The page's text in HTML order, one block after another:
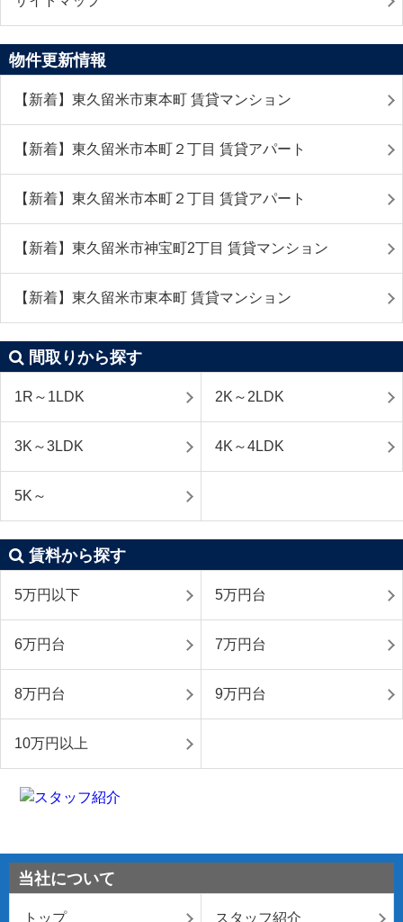
物件更新情報
【新着】東久留米市東本町 賃貸マンション
【新着】東久留米市本町２丁目 賃貸アパート
【新着】東久留米市本町２丁目 賃貸アパート
【新着】東久留米市神宝町2丁目 賃貸マンション
【新着】東久留米市東本町 賃貸マンション
間取りから探す
1R～1LDK 2K～2LDK
3K～3LDK 4K～4LDK
5K～
賃料から探す
5万円以下 5万円台
6万円台 7万円台
8万円台 9万円台
10万円以上
当社について
トップ スタッフ紹介